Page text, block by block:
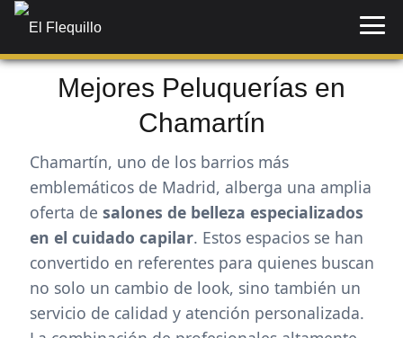
Mejores Peluquerías en
Chamartín
Chamartín, uno de los barrios más
emblemáticos de Madrid, alberga una amplia
oferta de salones de belleza especializados
en el cuidado capilar. Estos espacios se han
convertido en referentes para quienes buscan
no solo un cambio de look, sino también un
servicio de calidad y atención personalizada.